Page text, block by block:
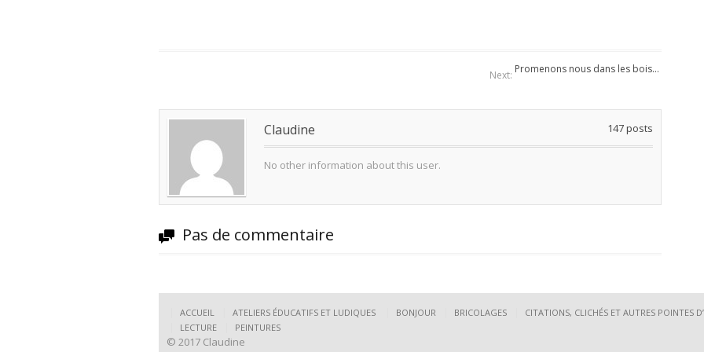
Next: Promenons nous dans les bois…
Claudine 147posts
No other information about this user.
Pas de commentaire
ACCUEIL ATELIERS ÉDUCATIFS ET LUDIQUES BONJOUR BRICOLAGES CITATIONS, CLICHÉS ET AUTRES POINTES
LECTURE
PEINTURES
© 2017 Claudine